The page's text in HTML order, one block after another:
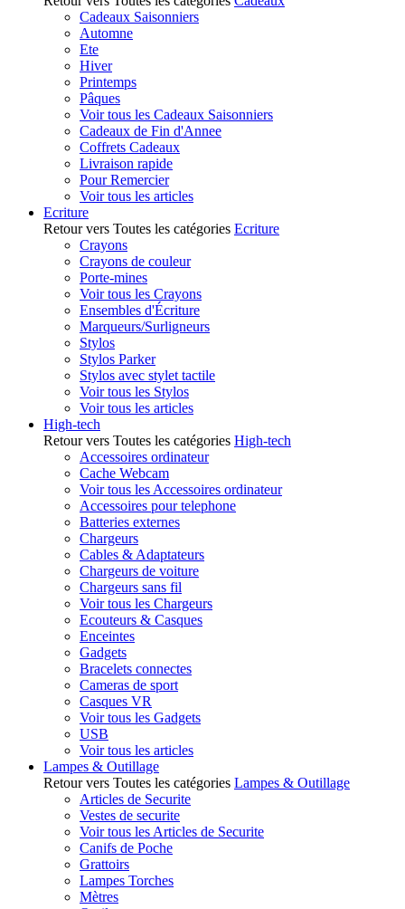
Cadeaux Saisonniers
Automne
Ete
Hiver
Printemps
Pâques
Voir tous les Cadeaux Saisonniers
Cadeaux de Fin d'Annee
Coffrets Cadeaux
Livraison rapide
Pour Remercier
Voir tous les articles
Ecriture
Retour vers Toutes les catégories Ecriture
Crayons
Crayons de couleur
Porte-mines
Voir tous les Crayons
Ensembles d'Écriture
Marqueurs/Surligneurs
Stylos
Stylos Parker
Stylos avec stylet tactile
Voir tous les Stylos
Voir tous les articles
High-tech
Retour vers Toutes les catégories High-tech
Accessoires ordinateur
Cache Webcam
Voir tous les Accessoires ordinateur
Accessoires pour telephone
Batteries externes
Chargeurs
Cables & Adaptateurs
Chargeurs de voiture
Chargeurs sans fil
Voir tous les Chargeurs
Ecouteurs & Casques
Enceintes
Gadgets
Bracelets connectes
Cameras de sport
Casques VR
Voir tous les Gadgets
USB
Voir tous les articles
Lampes & Outillage
Retour vers Toutes les catégories Lampes & Outillage
Articles de Securite
Vestes de securite
Voir tous les Articles de Securite
Canifs de Poche
Grattoirs
Lampes Torches
Mètres